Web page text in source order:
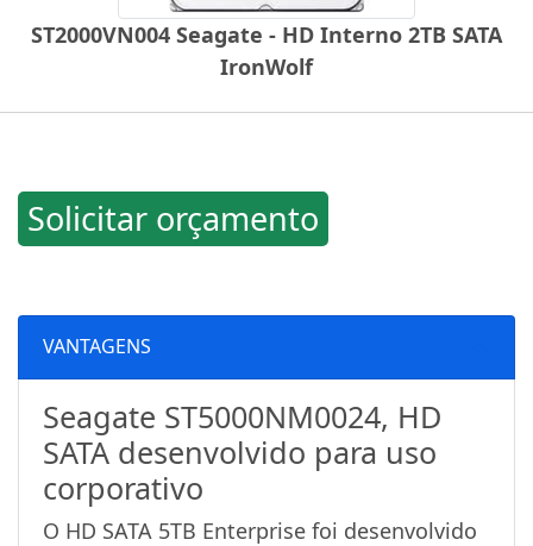
ST2000VN004 Seagate - HD Interno 2TB SATA
IronWolf
Solicitar orçamento
VANTAGENS
Seagate ST5000NM0024, HD
SATA desenvolvido para uso
corporativo
O HD SATA 5TB Enterprise foi desenvolvido